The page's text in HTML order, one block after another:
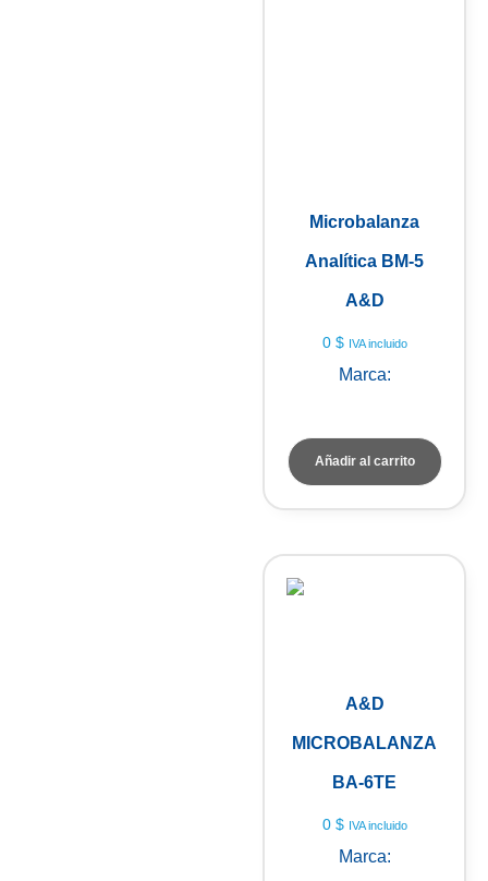
Microbalanza
Analítica BM-5
A&D
0 $ IVA incluido
Marca:
Añadir al carrito
A&D
MICROBALANZA
BA-6TE
0 $ IVA incluido
Marca: